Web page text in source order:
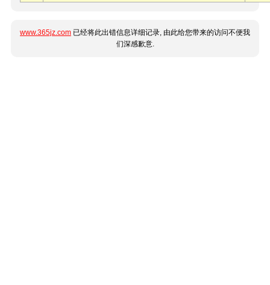
www.365jz.com 已经将此出错信息详细记录, 由此给您带来的访问不便我
们深感歉意.